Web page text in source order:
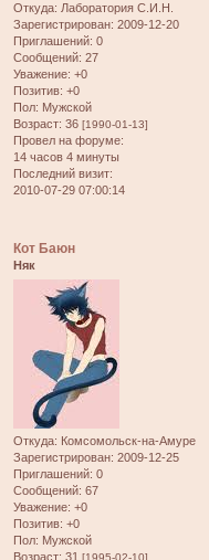
Откуда: Лаборатория С.И.Н.
Зарегистрирован: 2009-12-20
Приглашений: 0
Сообщений: 27
Уважение: +0
Позитив: +0
Пол: Мужской
Возраст: 36 [1990-01-13]
Провел на форуме:
14 часов 4 минуты
Последний визит:
2010-07-29 07:00:14
Кот Баюн
Няк
Откуда: Комсомольск-на-Амуре
Зарегистрирован: 2009-12-25
Приглашений: 0
Сообщений: 67
Уважение: +0
Позитив: +0
Пол: Мужской
Возраст: 31 [1995-02-10]